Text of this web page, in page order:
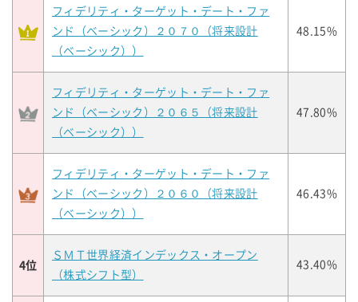
フィデリティ・ターゲット・デート・ファ
ンド（ベーシック）２０７０（将来設計
（ベーシック））
48.15%
フィデリティ・ターゲット・デート・ファ
ンド（ベーシック）２０６５（将来設計
（ベーシック））
47.80%
フィデリティ・ターゲット・デート・ファ
ンド（ベーシック）２０６０（将来設計
（ベーシック））
46.43%
4位
ＳＭＴ世界経済インデックス・オープン
（株式シフト型）
43.40%